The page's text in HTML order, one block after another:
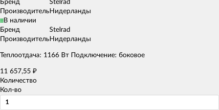
Бренд
Stelrad
ПроизводительНидерланды
В наличии
Бренд
Stelrad
ПроизводительНидерланды
Теплоотдача: 1166 Вт Подключение: боковое
11 657,55 ₽
Количество
Кол-во